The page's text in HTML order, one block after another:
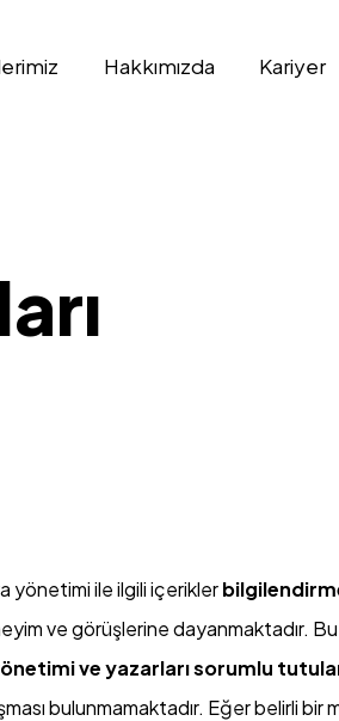
Hakkımızda Kariyer
yönetimi ile ilgili içerikler
ve görüşlerine dayanmaktadır.
ve yazarları sorumlu
bulunmamaktadır. Eğer belirli bir